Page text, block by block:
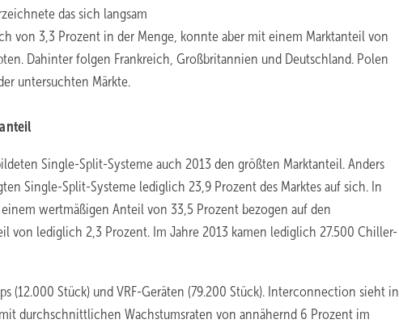
das sich langsam
von 3,3 Prozent in der Menge, konnte aber mit einem Marktanteil von
Dahinter folgen Frankreich, Großbritannien und Deutschland. Polen
untersuchten Märkte.
Single-Split-Systeme auch 2013 den größten Marktanteil. Anders
Single-Split-Systeme lediglich 23,9 Prozent des Marktes auf sich. In
wertmäßigen Anteil von 33,5 Prozent bezogen auf den
von lediglich 2,3 Prozent. Im Jahre 2013 kamen lediglich 27.500 Chiller-
(12.000 Stück) und VRF-Geräten (79.200 Stück). Interconnection sieht in
durchschnittlichen Wachstumsraten von annähernd 6 Prozent im